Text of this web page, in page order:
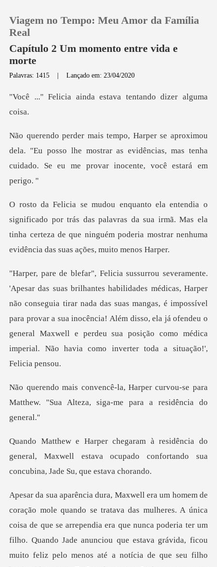
Loja
Sair
Baixar App
Viagem no Tempo: Meu Amor da Família
Real
Capítulo 2 Um momento entre vida e
morte
Palavras: 1415 |Lançado em: 23/04/2020
inda estava tentando
la. "Eu posso lhe mostrar as evidências, mas tenha
cui
trás das palavras da sua irmã. Mas ela
tinha certeza de que ninguém
ão conseguia tirar nada das suas mangas, é impossível
para provar a sua inocência! Além disso, ela já ofendeu o
ge
curvou-se para
Matthew. "Sua Alteza,
do
general, Maxwell estava ocupado confortan
sa de que se arrependia era que nunca poderia ter um
filho. Quando Jade anunciou que estava grávida, ficou
mui